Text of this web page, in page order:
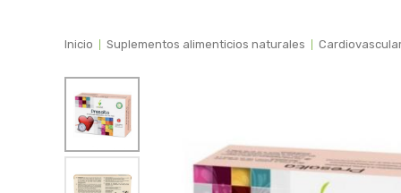
inicio suplementos alimenticios naturales